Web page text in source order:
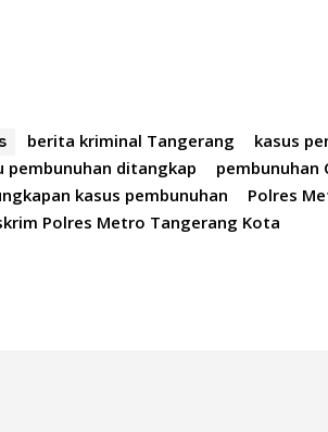
berita kriminal Tangerang kasus
pembunuhan ditangkap
pembunuhan
kasus pembunuhan
Polres
Polres Metro Tangerang Kota